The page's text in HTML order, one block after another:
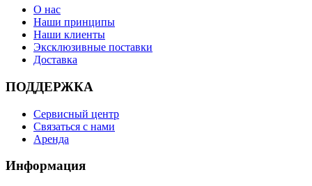
О нас
Наши принципы
Наши клиенты
Эксклюзивные поставки
Доставка
ПОДДЕРЖКА
Сервисный центр
Связаться с нами
Аренда
Информация